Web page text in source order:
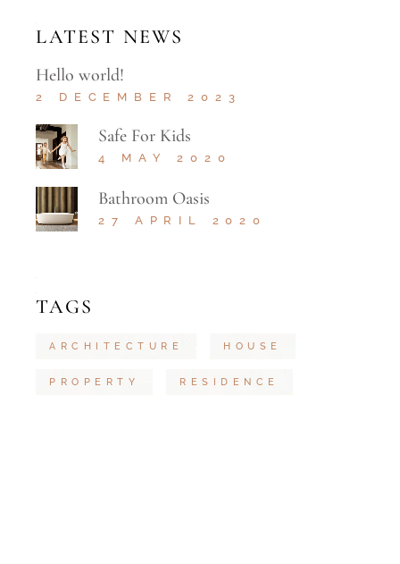
LATEST NEWS
Hello world!
2 DECEMBER 2023
Safe For Kids
4 MAY 2020
Bathroom Oasis
27 APRIL 2020
TAGS
ARCHITECTURE HOUSE
PROPERTY RESIDENCE